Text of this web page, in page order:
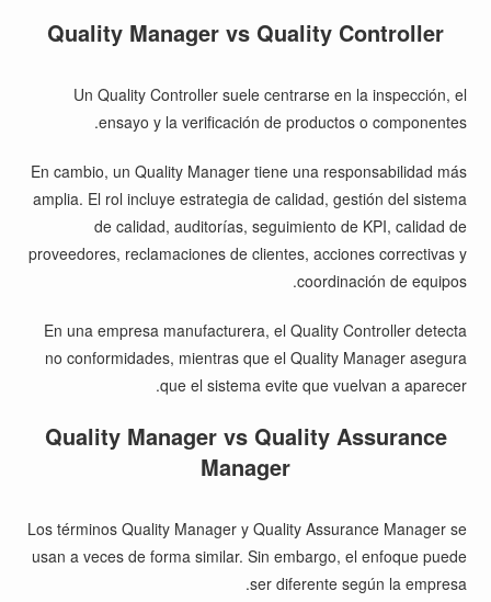
Quality Manager vs Quality Controller
Un Quality Controller suele centrarse en la inspección, el
ensayo y la verificación de productos o componentes.
En cambio, un Quality Manager tiene una responsabilidad más
amplia. El rol incluye estrategia de calidad, gestión del sistema
de calidad, auditorías, seguimiento de KPI, calidad de
proveedores, reclamaciones de clientes, acciones correctivas y
coordinación de equipos.
En una empresa manufacturera, el Quality Controller detecta
no conformidades, mientras que el Quality Manager asegura
que el sistema evite que vuelvan a aparecer.
Quality Manager vs Quality Assurance
Manager
Los términos Quality Manager y Quality Assurance Manager se
usan a veces de forma similar. Sin embargo, el enfoque puede
ser diferente según la empresa.